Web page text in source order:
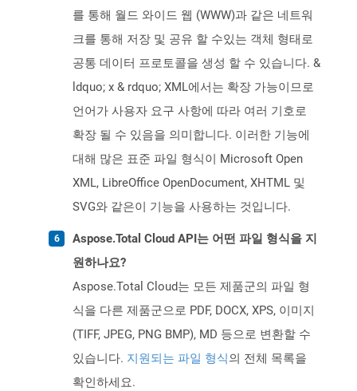
를 통해 월드 와이드 웹 (WWW)과 같은 네트워
크를 통해 저장 및 공유 할 수있는 객체 형태로
공통 데이터 프로토콜을 생성 할 수 있습니다. &
ldquo; x & rdquo; XML에서는 확장 가능이므로
언어가 사용자 요구 사항에 따라 여러 기호로
확장 될 수 있음을 의미합니다. 이러한 기능에
대해 많은 표준 파일 형식이 Microsoft Open
XML, LibreOffice OpenDocument, XHTML 및
SVG와 같은이 기능을 사용하는 것입니다.
Aspose.Total Cloud API는 어떤 파일 형식을 지
원하나요?
Aspose.Total Cloud는 모든 제품군의 파일 형
식을 다른 제품군으로 PDF, DOCX, XPS, 이미지
(TIFF, JPEG, PNG BMP), MD 등으로 변환할 수
있습니다. 지원되는 파일 형식의 전체 목록을
확인하세요.